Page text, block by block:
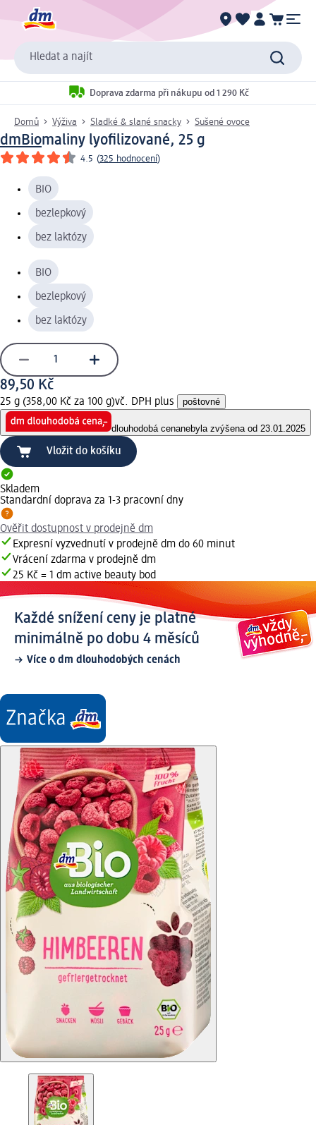
Hledat a najít
Doprava zdarma při nákupu od 1 290 Kč
Domů Výživa Sladké & slané snacky Sušené ovoce
dmBiomaliny lyofilizované, 25 g
4.5 (325 hodnocení)
BIO
bezlepkový
bez laktózy
BIO
bezlepkový
bez laktózy
89,50 Kč
25 g (358,00 Kč za 100 g)vč. DPH plus poštovné
dlouhodobá cenanebyla zvýšena od 23.01.2025
Vložit do košíku
Skladem
Standardní doprava za 1-3 pracovní dny
Ověřit dostupnost v prodejně dm
Expresní vyzvednutí v prodejně dm do 60 minut
Vrácení zdarma v prodejně dm
25 Kč = 1 dm active beauty bod
Každé snížení ceny je platné
minimálně po dobu 4 měsíců
Více o dm dlouhodobých cenách